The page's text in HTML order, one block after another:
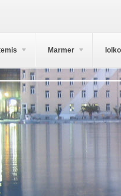
Marmer